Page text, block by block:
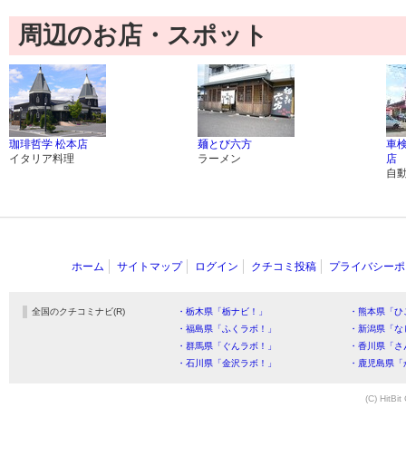
周辺のお店・スポット
珈琲哲学 松本店
イタリア料理
麺とび六方
ラーメン
車
店
自
ホーム サイトマップ ログイン クチコミ投稿 プライバシー
全国のクチコミナビ(R) ・栃木県「栃ナビ！」
・熊本県「
・福島県「ふくラボ！」
・新潟県「
・群馬県「ぐんラボ！」
・香川県「
・石川県「金沢ラボ！」
・鹿児島県
(C) HitBit